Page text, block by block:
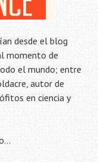
desde el blog
momento de
el mundo; entre
autor de
en ciencia y